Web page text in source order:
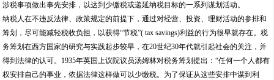
涉税事项做出事先安排，以达到少缴税或递延纳税目标的一系列谋划活动。
纳税人在不违反法律、政策规定的前提下，通过对经营、投资、理财活动的参排和
筹划，尽可能减轻税收负担，以获得“节税”( tax savings)利益的行为很早就存在。税
务筹划在西方国家的研究与实践起步较早，在20世纪30年代就引起社会的关注，并
得到法律的认可。1935年英国上议院议员汤姆林对税务筹划提出：“任何一个人都有
权安排自己的事业，依据法律这样做可以少缴税。为了保证从这些安排中谋到利